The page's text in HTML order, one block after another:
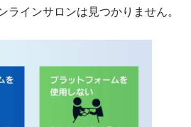
ラインサロンは見つかりません。